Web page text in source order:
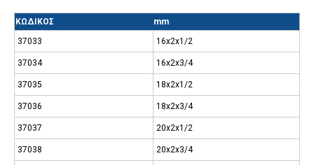
ΚΩΔΙΚΟΣ
mm
37033
16x2x1/2
37034 16x2x3/4
37035 18x2x1/2
37036 18x2x3/4
37037 20x2x1/2
37038 20x2x3/4